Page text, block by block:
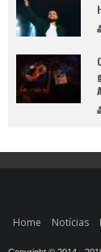
Home Notícias